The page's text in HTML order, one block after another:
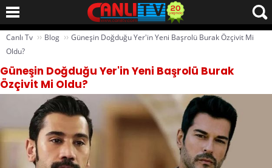
Canlı Tv ›› Blog ›› Güneşin Doğduğu Yer'in Yeni Başrolü Burak Özçivit Mi
Oldu?
Güneşin Doğduğu Yer'in Yeni Başrolü Burak
Özçivit Mi Oldu?